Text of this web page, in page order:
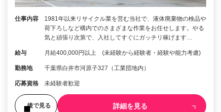
仕事内容
1981年以来リサイクル業を営む当社で、液体廃棄物の検品や
荷下ろしなど構内でのさまざまな作業をお任せします。やる
気と頑張り次第で、入社してすぐにガッチリ稼げます…
給与 月給400,000円以上 (未経験から経験者・経験や能力考慮)
勤務地 千葉県白井市河原子327（工業団地内）
応募資格 未経験者歓迎
後で見る 詳細を見る